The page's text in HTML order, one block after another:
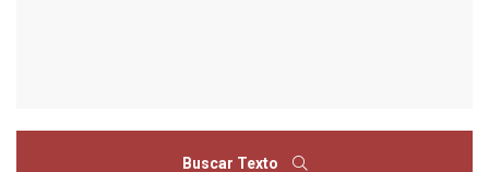
Buscar Texto